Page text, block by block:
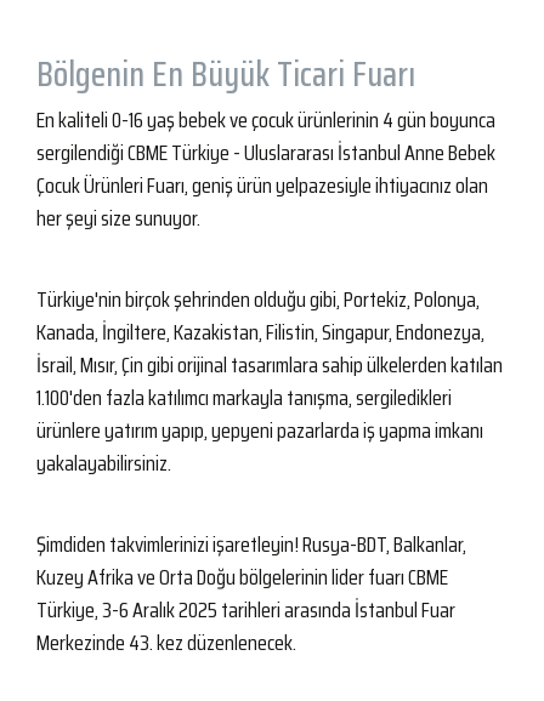
Bölgenin En Büyük Ticari Fuarı
En kaliteli 0-16 yaş bebek ve çocuk ürünlerinin 4 gün boyunca
sergilendiği CBME Türkiye - Uluslararası İstanbul Anne Bebek
Çocuk Ürünleri Fuarı, geniş ürün yelpazesiyle ihtiyacınız olan
her şeyi size sunuyor.
Türkiye'nin birçok şehrinden olduğu gibi, Portekiz, Polonya,
Kanada, İngiltere, Kazakistan, Filistin, Singapur, Endonezya,
İsrail, Mısır, Çin gibi orijinal tasarımlara sahip ülkelerden katılan
1.100'den fazla katılımcı markayla tanışma, sergiledikleri
ürünlere yatırım yapıp, yepyeni pazarlarda iş yapma imkanı
yakalayabilirsiniz.
Şimdiden takvimlerinizi işaretleyin! Rusya-BDT, Balkanlar,
Kuzey Afrika ve Orta Doğu bölgelerinin lider fuarı CBME
Türkiye, 3-6 Aralık 2025 tarihleri arasında İstanbul Fuar
Merkezinde 43. kez düzenlenecek.